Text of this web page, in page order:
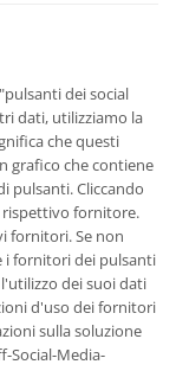
dei social
dati, utilizziamo la
che questi
grafico che contiene
pulsanti. Cliccando
rispettivo fornitore.
fornitori. Se non
i fornitori dei pulsanti
dei suoi dati
d'uso dei fornitori
sulla soluzione
Social-Media-